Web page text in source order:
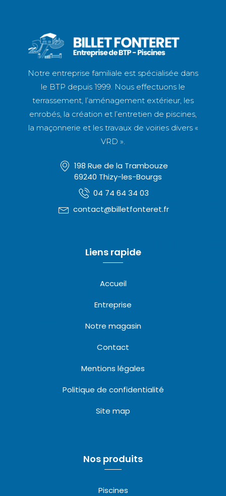
Notre entreprise familiale est spécialisée dans
le BTP depuis 1999. Nous effectuons le
terrassement, l’aménagement extérieur, les
enrobés, la création et l’entretien de piscines,
la maçonnerie et les travaux de voiries divers «
VRD ».
198 Rue de la Trambouze
69240 Thizy-les-Bourgs
04 74 64 34 03
contact@billetfonteret.fr
Liens rapide
Accueil
Entreprise
Notre magasin
Contact
Mentions légales
Politique de confidentialité
Site map
Nos produits
Piscines